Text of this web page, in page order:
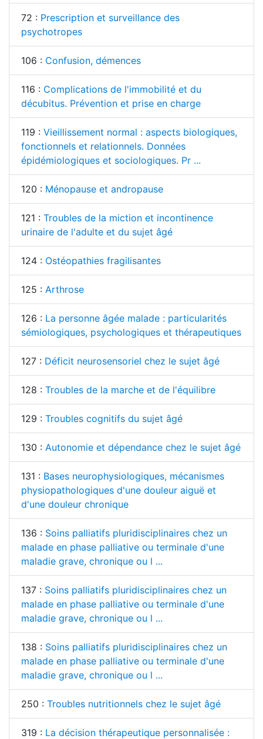
72 : Prescription et surveillance des
psychotropes
106 : Confusion, démences
116 : Complications de l'immobilité et du
décubitus. Prévention et prise en charge
119 : Vieillissement normal : aspects biologiques,
fonctionnels et relationnels. Données
épidémiologiques et sociologiques. Pr ...
120 : Ménopause et andropause
121 : Troubles de la miction et incontinence
urinaire de l'adulte et du sujet âgé
124 : Ostéopathies fragilisantes
125 : Arthrose
126 : La personne âgée malade : particularités
sémiologiques, psychologiques et thérapeutiques
127 : Déficit neurosensoriel chez le sujet âgé
128 : Troubles de la marche et de l'équilibre
129 : Troubles cognitifs du sujet âgé
130 : Autonomie et dépendance chez le sujet âgé
131 : Bases neurophysiologiques, mécanismes
physiopathologiques d'une douleur aiguë et
d'une douleur chronique
136 : Soins palliatifs pluridisciplinaires chez un
malade en phase palliative ou terminale d'une
maladie grave, chronique ou l ...
137 : Soins palliatifs pluridisciplinaires chez un
malade en phase palliative ou terminale d'une
maladie grave, chronique ou l ...
138 : Soins palliatifs pluridisciplinaires chez un
malade en phase palliative ou terminale d'une
maladie grave, chronique ou l ...
250 : Troubles nutritionnels chez le sujet âgé
319 : La décision thérapeutique personnalisée :